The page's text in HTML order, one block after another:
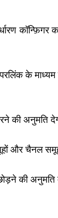
के
की अनुमति
और चैनल समूहों
की